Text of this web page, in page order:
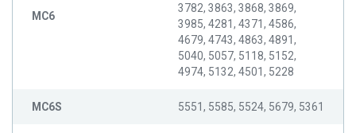
MC6
3782, 3863, 3868, 3869,
3985, 4281, 4371, 4586,
4679, 4743, 4863, 4891,
5040, 5057, 5118, 5152,
4974, 5132, 4501, 5228
MC6S 5551, 5585, 5524, 5679, 5361